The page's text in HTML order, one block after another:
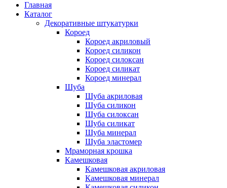
Главная
Каталог
Декоративные штукатурки
Короед
Короед акриловый
Короед силикон
Короед силоксан
Короед силикат
Короед минерал
Шуба
Шуба акриловая
Шуба силикон
Шуба силоксан
Шуба силикат
Шуба минерал
Шуба эластомер
Мраморная крошка
Камешковая
Камешковая акриловая
Камешковая минерал